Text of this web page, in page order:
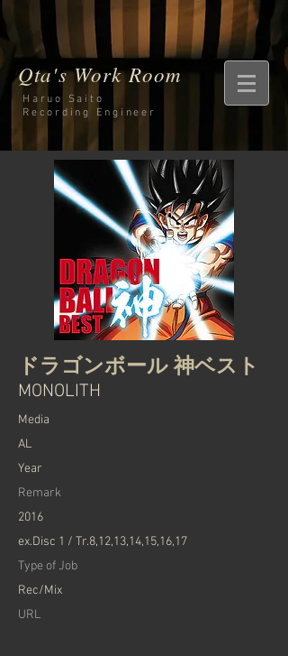
Qta's Work Room
Haruo Saito
Recording Engineer
ドラゴンボール 神ベスト
MONOLITH
Media
AL
Year
Remark
2016
ex.Disc 1 / Tr.8,12,13,14,15,16,17
Type of Job
Rec/Mix
URL